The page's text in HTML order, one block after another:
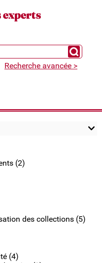
experts
Chercher
Recherche avancée >
(2)
des collections (5)
(4)